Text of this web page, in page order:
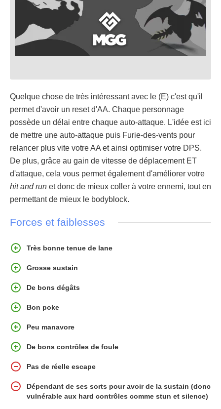
Quelque chose de très intéressant avec le (E) c'est qu'il
permet d'avoir un reset d'AA. Chaque personnage
possède un délai entre chaque auto-attaque. L'idée est ici
de mettre une auto-attaque puis Furie-des-vents pour
relancer plus vite votre AA et ainsi optimiser votre DPS.
De plus, grâce au gain de vitesse de déplacement ET
d'attaque, cela vous permet également d'améliorer votre
hit and run et donc de mieux coller à votre ennemi, tout en
permettant de mieux le bodyblock.
Forces et faiblesses
Très bonne tenue de lane
Grosse sustain
De bons dégâts
Bon poke
Peu manavore
De bons contrôles de foule
Pas de réelle escape
Dépendant de ses sorts pour avoir de la sustain (donc
vulnérable aux hard contrôles comme stun et silence)